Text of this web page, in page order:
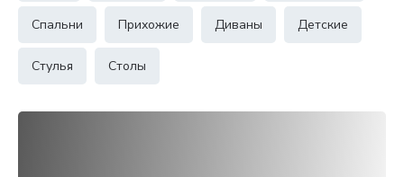
Спальни Прихожие Диваны Детские
Стулья Столы